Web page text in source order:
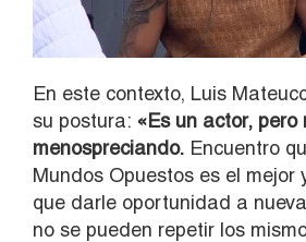
En este contexto, Luis
su postura: «Es un actor, pero
menospreciando. Encuentro
Mundos Opuestos es el mejor
que darle oportunidad a
no se pueden repetir los